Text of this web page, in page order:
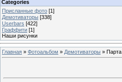
Categories
Присланные фото [1]
Демотиваторы [338]
Userbars [422]
Граффити [1]
Наши рисунки
Главная » Фотоальбом » Демотиваторы » Парта